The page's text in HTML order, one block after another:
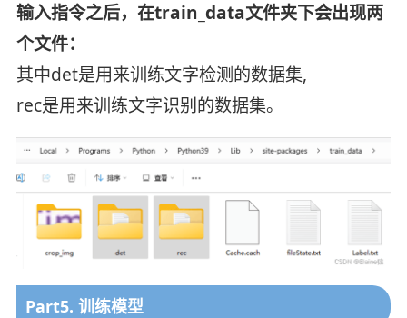
输入指令之后，在train_data文件夹下会出现两
个文件：
其中det是用来训练文字检测的数据集,
rec是用来训练文字识别的数据集。
Part5. 训练模型